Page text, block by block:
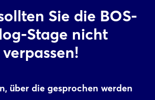
Sie die BOS-
Stage nicht
verpassen!
über die gesprochen werden